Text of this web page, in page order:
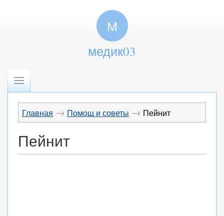
М
медик03
Главная → Помощ и советы → Пейнит
Пейнит